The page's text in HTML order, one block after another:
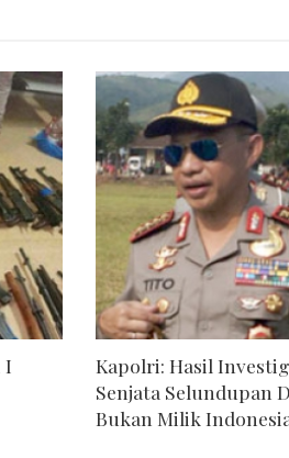
I
Kapolri: Hasil
Senjata Selundupan
Bukan Milik